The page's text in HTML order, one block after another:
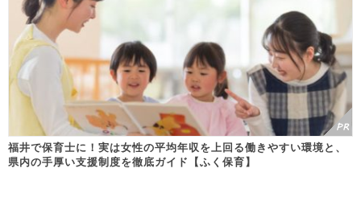
福井で保育士に！実は女性の平均年収を上回る働きやすい環境と、
県内の手厚い支援制度を徹底ガイド【ふく保育】